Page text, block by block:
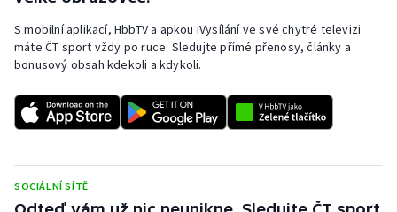
S mobilní aplikací, HbbTV a apkou iVysílání ve své chytré televizi
máte ČT sport vždy po ruce. Sledujte přímé přenosy, články a
bonusový obsah kdekoli a kdykoli.
SOCIÁLNÍ SÍTĚ